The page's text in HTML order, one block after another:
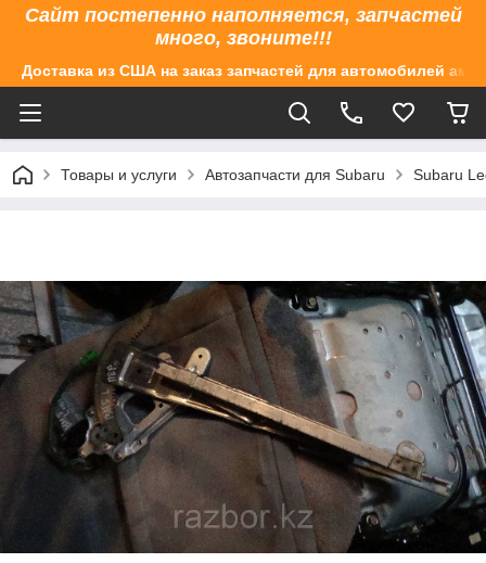
Сайт постепенно наполняется, запчастей
много, звоните!!!
Доставка из США на заказ запчастей для автомобилей
Товары и услуги Автозапчасти для Subaru Subaru